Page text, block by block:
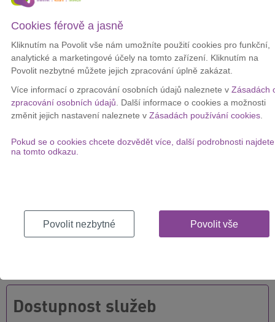
(18 miliard korun). Oproti Neuralinku je však projekt zatím
neveřejný a OpenAI k němu odmítla poskytnout jakýkoliv komentář.
Jisté ale je, že jde o další krok Sama Altmana v oblasti technologií,
které mají potenciál změnitzpůsob interakce člověka s
technikou.
Altman se tématu věnoval už v roce 2017, kdy psal okonceptu
The Merge. Tehdy tvrdil, že lidstvo bude první druh, který si
navrhne své vlastní potomky. Podle něj už proces sjednocování s
technologií začal a čekají nás ještě výraznější změny.
bývalí spoluzakladatelé OpenAI si tento týden vyměnili ostré výroky
Ověřte si dostupnost internetu na vaší
adrese
Dostupnost služeb
Cookies férově a jasně
Kliknutím na Povolit vše nám umožníte použití cookies pro funkční,
analytické a marketingové účely na tomto zařízení. Kliknutím na
Povolit nezbytné můžete jejich zpracování úplně zakázat.
Více informací o zpracování osobních údajů naleznete v Zásadách
zpracování osobních údajů . Další informace o cookies a možnosti
změnit jejich nastavení naleznete v Zásadách používání cookies.
Pokud se o cookies chcete dozvědět více, další podrobnosti najdete
na tomto odkazu.
Povolit nezbytné Povolit vše